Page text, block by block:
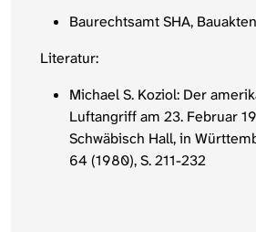
Baurechtsamt SHA,
Literatur:
Michael S. Koziol: Der
Luftangriff am 23. Februar
Schwäbisch Hall, in
64 (1980), S. 211-232